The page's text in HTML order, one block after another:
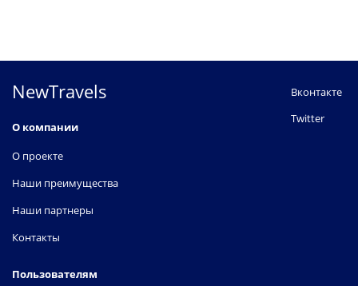
NewTravels
О компании
О проекте
Наши преимущества
Наши партнеры
Контакты
Пользователям
Вконтакте
Twitter